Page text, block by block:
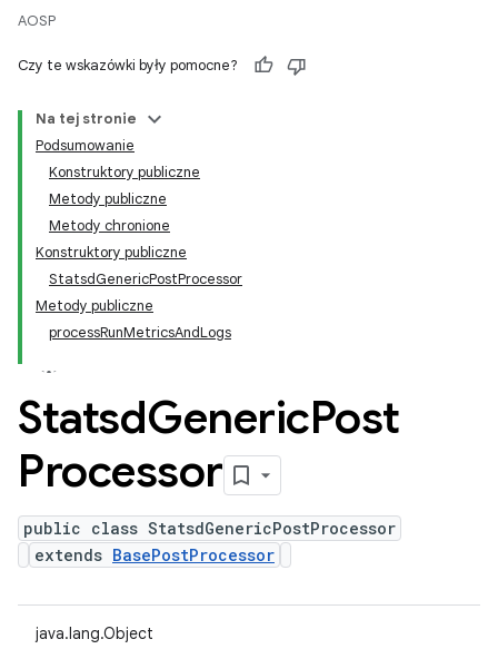
AOSP
Czy te wskazówki były pomocne?
Na tej stronie
Podsumowanie
Konstruktory publiczne
Metody publiczne
Metody chronione
Konstruktory publiczne
StatsdGenericPostProcessor
Metody publiczne
processRunMetricsAndLogs
StatsdGenericPost
Processor
public class StatsdGenericPostProcessor
extends BasePostProcessor
java.lang.Object